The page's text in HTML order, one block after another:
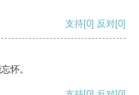
支持[0] 反对[0]
怀。